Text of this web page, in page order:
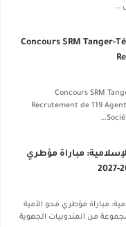
...
Concours SRM Tanger-
Concours SRM
Recrutement de 119
مباراة مؤطري
مباراة مؤطري محو الأمية
2027 أعلنت مجموعة من المندوبيات الجهوية